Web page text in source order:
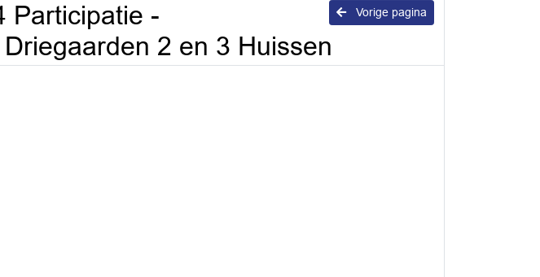
Vorige pagina
Participatie -
2 en 3 Huissen